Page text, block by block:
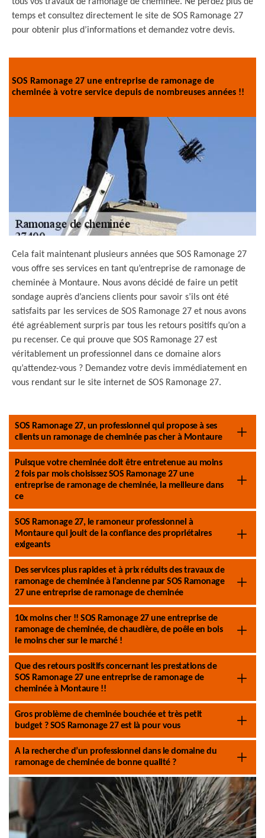
temps et consultez directement le site de SOS Ramonage 27
pour obtenir plus d’informations et demandez votre devis.
SOS Ramonage 27 une entreprise de ramonage de
cheminée à votre service depuis de nombreuses années !!
Cela fait maintenant plusieurs années que SOS Ramonage 27
vous offre ses services en tant qu’entreprise de ramonage de
cheminée à Montaure. Nous avons décidé de faire un petit
sondage auprès d’anciens clients pour savoir s’ils ont été
satisfaits par les services de SOS Ramonage 27 et nous avons
été agréablement surpris par tous les retours positifs qu’on a
pu recenser. Ce qui prouve que SOS Ramonage 27 est
véritablement un professionnel dans ce domaine alors
qu’attendez-vous ? Demandez votre devis immédiatement en
vous rendant sur le site internet de SOS Ramonage 27.
SOS Ramonage 27, un professionnel qui propose à ses
clients un ramonage de cheminée pas cher à Montaure
Puisque votre cheminée doit être entretenue au moins
2 fois par mois choisissez SOS Ramonage 27 une
entreprise de ramonage de cheminée, la meilleure dans
ce
SOS Ramonage 27, le ramoneur professionnel à
Montaure qui jouit de la confiance des propriétaires
exigeants
Des services plus rapides et à prix réduits des travaux de
ramonage de cheminée à l’ancienne par SOS Ramonage
27 une entreprise de ramonage de cheminée
10x moins cher !! SOS Ramonage 27 une entreprise de
ramonage de cheminée, de chaudière, de poêle en bois
le moins cher sur le marché !
Que des retours positifs concernant les prestations de
SOS Ramonage 27 une entreprise de ramonage de
cheminée à Montaure !!
Gros problème de cheminée bouchée et très petit
budget ? SOS Ramonage 27 est là pour vous
A la recherche d’un professionnel dans le domaine du
ramonage de cheminée de bonne qualité ?